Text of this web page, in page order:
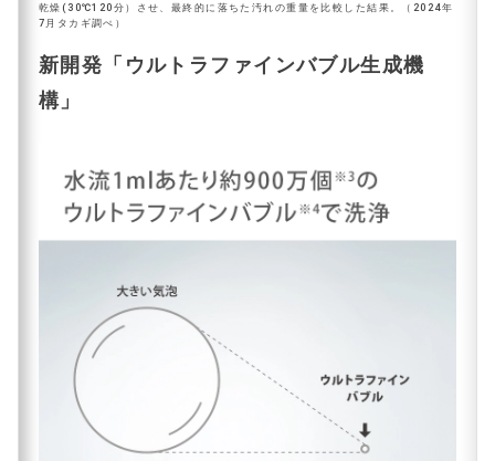
乾燥(30℃120分）させ、最終的に落ちた汚れの重量を比較した結果。（2024年
7月タカギ調ぺ）
新開発「ウルトラファインバブル生成機
構」